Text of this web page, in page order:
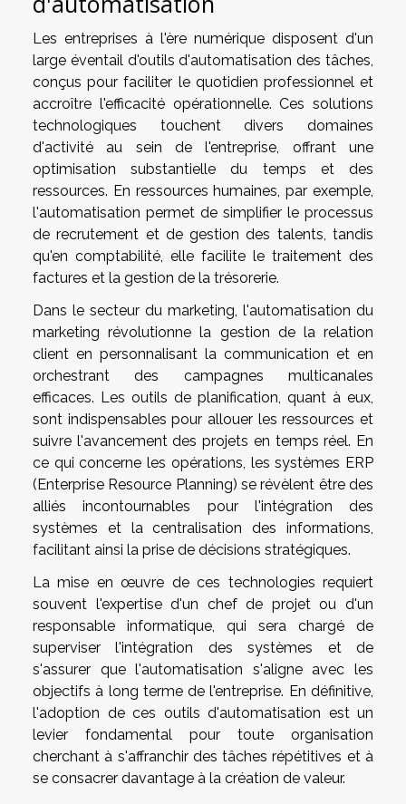
Les entreprises à l'ère numérique disposent d'un
large éventail d'outils d'automatisation des tâches,
conçus pour faciliter le quotidien professionnel et
accroître l'efficacité opérationnelle. Ces solutions
technologiques touchent divers domaines
d'activité au sein de l'entreprise, offrant une
optimisation substantielle du temps et des
ressources. En ressources humaines, par exemple,
l'automatisation permet de simplifier le processus
de recrutement et de gestion des talents, tandis
qu'en comptabilité, elle facilite le traitement des
factures et la gestion de la trésorerie.
Dans le secteur du marketing, l'automatisation du
marketing révolutionne la gestion de la relation
client en personnalisant la communication et en
orchestrant des campagnes multicanales
efficaces. Les outils de planification, quant à eux,
sont indispensables pour allouer les ressources et
suivre l'avancement des projets en temps réel. En
ce qui concerne les opérations, les systèmes ERP
(Enterprise Resource Planning) se révèlent être des
alliés incontournables pour l'intégration des
systèmes et la centralisation des informations,
facilitant ainsi la prise de décisions stratégiques.
La mise en œuvre de ces technologies requiert
souvent l'expertise d'un chef de projet ou d'un
responsable informatique, qui sera chargé de
superviser l'intégration des systèmes et de
s'assurer que l'automatisation s'aligne avec les
objectifs à long terme de l'entreprise. En définitive,
l'adoption de ces outils d'automatisation est un
levier fondamental pour toute organisation
cherchant à s'affranchir des tâches répétitives et à
se consacrer davantage à la création de valeur.